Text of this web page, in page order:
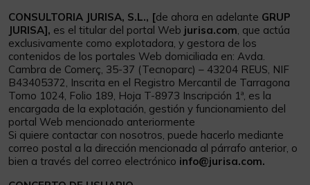
CONSULTORIA JURISA, S.L., [de ahora en adelante GRUP
JURISA], es el titular del portal Web jurisa.com , que actúa
exclusivamente como explotadora, y gestora de los
contenidos de los portales Web domiciliada en: Avda.
Cambra de Comerç, 35-37 (Tecnoparc) – 43204 REUS, NIF
B43405372, Inscrita en el Registro Mercantil de Tarragona
Tomo 1024, Folio 189, Hoja T-8973 Inscripción 1ª, es la
encargada de la explotación, gestión y funcionamiento del
portal Web mencionado anteriormente
Si quiere contactar con nosotros, puede hacerlo mediante
correo postal a la dirección mencionada al párrafo anterior, o
bien a través del correo electrónico info@jurisa.com.